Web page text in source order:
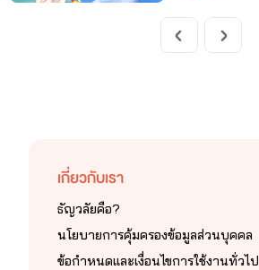
เกี่ยวกับเรา
ธัญวลัยคือ?
นโยบายการคุ้มครองข้อมูลส่วนบุคคล
ข้อกำหนดและเงื่อนไขการใช้งานทั่วไป